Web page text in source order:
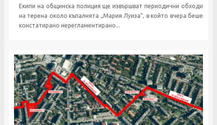
Екипи на общинска полиция ще извършват периодични обходи
на терена около къпалнята „Мария Луиза“, в който вчера беше
констатирано нерегламентирано...